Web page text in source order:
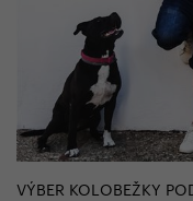
VÝBER KOLOBEŽKY